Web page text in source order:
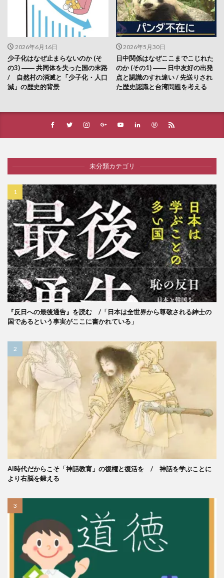
2026年6月16日
少子化はなぜ止まらないのか (そ
の3) ―― 共同体を失った国の末路
/ 自然村の消滅と「少子化・人口
減」の歴史的背景
2026年5月30日
日中関係はなぜここまでこじれた
のか (その1) ―― 日中友好の出発
点と認識のすれ違い / 先送りされ
た歴史認識と台湾問題を考える
未分類カテゴリ
『反日への最後通告』を読む /「日本は全世界から尊敬される紳士の
国であるという事実がここに書かれている」
AI時代だからこそ「神話教育」の復権と復活を / 神話を学ぶことに
より右脳を鍛える